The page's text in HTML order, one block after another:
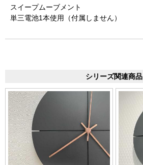
スイープムーブメント
単三電池1本使用（付属しません）
シリーズ関連商品